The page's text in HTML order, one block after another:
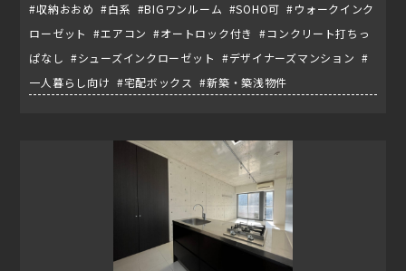
#収納おおめ #白系 #BIGワンルーム #SOHO可 #ウォークインク
ローゼット #エアコン #オートロック付き #コンクリート打ちっ
ぱなし #シューズインクローゼット #デザイナーズマンション #
一人暮らし向け #宅配ボックス #新築・築浅物件